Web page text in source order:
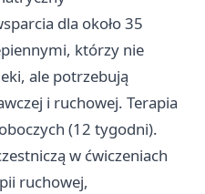
dla około 35
którzy nie
ale potrzebują
i ruchowej. Terapia
(12 tygodni).
w ćwiczeniach
ruchowej,